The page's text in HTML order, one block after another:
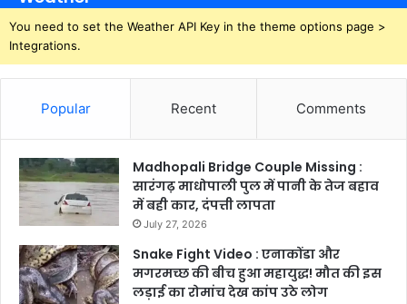
You need to set the Weather API Key in the theme options page >
Integrations.
Popular Recent Comments
Madhopali Bridge Couple Missing :
सारंगढ़ माधोपाली पुल में पानी के तेज बहाव
में बही कार, दंपत्ती लापता
July 27, 2026
Snake Fight Video : एनाकोंडा और
मगरमच्छ की बीच हुआ महायुद्ध! मौत की इस
लड़ाई का रोमांच देख कांप उठे लोग